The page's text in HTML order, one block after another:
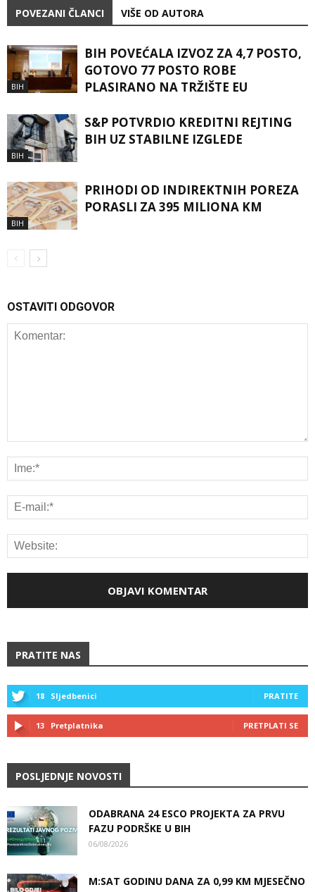
POVEZANI ČLANCI VIŠE OD AUTORA
BIH
BIH POVEĆALA IZVOZ ZA 4,7 POSTO,
GOTOVO 77 POSTO ROBE
PLASIRANO NA TRŽIŠTE EU
BIH
S&P POTVRDIO KREDITNI REJTING
BIH UZ STABILNE IZGLEDE
BIH
PRIHODI OD INDIREKTNIH POREZA
PORASLI ZA 395 MILIONA KM
OSTAVITI ODGOVOR
PRATITE NAS
18 Sljedbenici PRATITE
13 Pretplatnika PRETPLATI SE
POSLJEDNJE NOVOSTI
ODABRANA 24 ESCO PROJEKTA ZA PRVU
FAZU PODRŠKE U BIH
06/08/2026
M:SAT GODINU DANA ZA 0,99 KM MJESEČNO